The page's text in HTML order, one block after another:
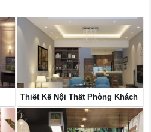
Thiết Kế Nội Thất Phòng Khách